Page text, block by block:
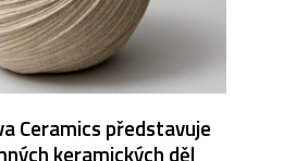
Ceramics představuje
keramických děl